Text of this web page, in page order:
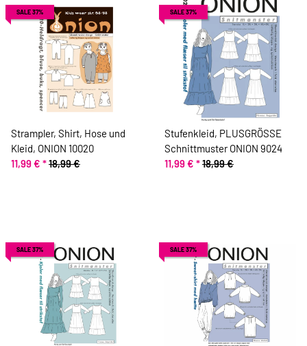
SALE 37%
Strampler, Shirt, Hose und
Kleid, ONION 10020
11,99 € *18,99 €
SALE 37%
Stufenkleid, PLUSGRÖSSE
Schnittmuster ONION 9024
11,99 € *18,99 €
SALE 37% SALE 37%